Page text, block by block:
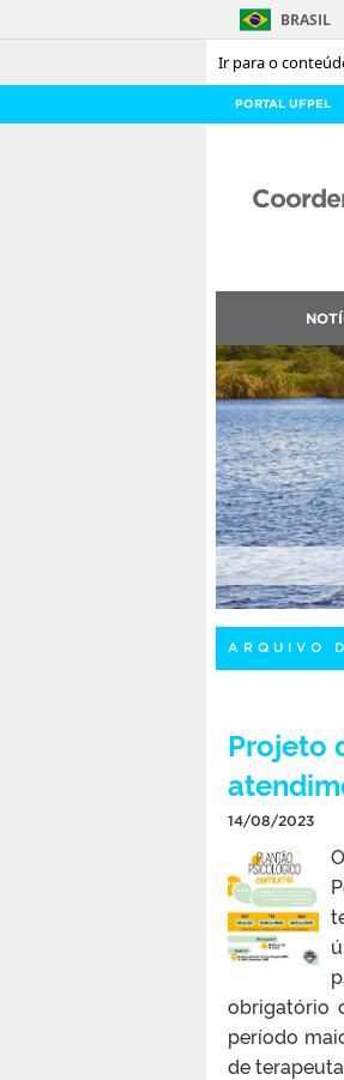
Ir para o
BRASIL
PORTAL UFPEL
ARQUIVO
Projeto
14/08/2023
obrigatório
período
de